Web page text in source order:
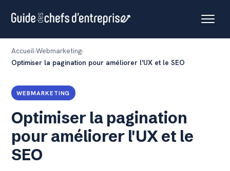
Accueil Webmarketing
Optimiser la pagination pour améliorer l'UX et le SEO
WEBMARKETING
Optimiser la pagination
pour améliorer l'UX et le
SEO